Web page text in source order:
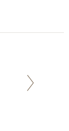
Parce qu'ils sont